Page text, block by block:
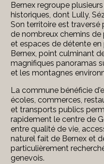
Bernex regroupe
historiques, dont Lully,
Son territoire est traversé
de nombreux chemins
et espaces de détente en
Bernex, point culminant
magnifiques panoramas
et les montagnes
La commune bénéficie
écoles, commerces,
et transports publics
rapidement le centre de
entre qualité de vie,
naturel fait de Bernex et
particulièrement
genevois.